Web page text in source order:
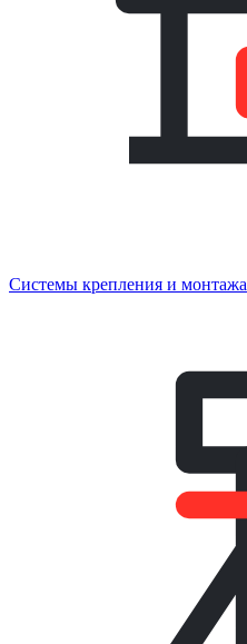
Системы крепления и монтажа